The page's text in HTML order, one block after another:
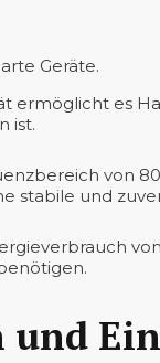
Geräte.
ermöglicht es
ist.
von
stabile und